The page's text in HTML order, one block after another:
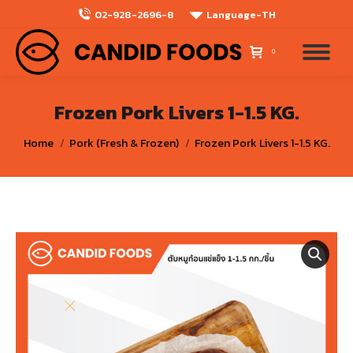
02-928-2696-8 Language-TH
0
Frozen Pork Livers 1-1.5 KG.
You are here:
Home Pork (Fresh & Frozen) Frozen Pork Livers 1-1.5 KG.